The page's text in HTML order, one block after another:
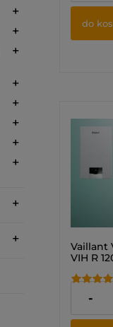
do
Vaillant
VIH R
zestaw
dach
11-